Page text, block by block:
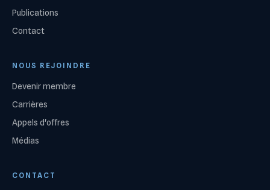
Publications
Contact
NOUS REJOINDRE
Devenir membre
Carrières
Appels d'offres
Médias
CONTACT